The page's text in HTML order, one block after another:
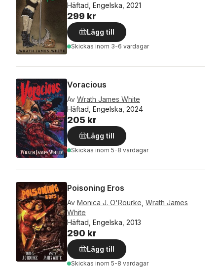
Häftad, Engelska, 2021
299 kr
Lägg till
Skickas inom 3-6 vardagar
Voracious
Av Wrath James White
Häftad, Engelska, 2024
205 kr
Lägg till
Skickas inom 5-8 vardagar
Poisoning Eros
Av Monica J. O'Rourke Wrath James
White
Häftad, Engelska, 2013
290 kr
Lägg till
Skickas inom 5-8 vardagar